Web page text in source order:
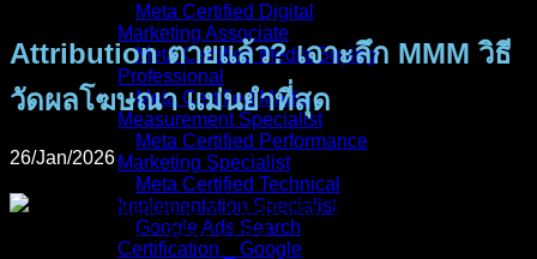
Meta Certified Digital
Marketing Associate
Meta Certified Media Buying
Professional
Meta Certified Media
Measurement Specialist
Meta Certified Performance
Marketing Specialist
Meta Certified Technical
Implementation Specialist
Google Ads Search
Certification _ Google
Attribution ตายแล้ว? เจาะลึก MMM วิธี
วัดผลโฆษณา แม่นยำที่สุด
26/Jan/2026